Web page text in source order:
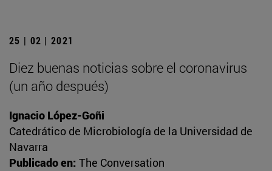
25 | 02 | 2021
Diez buenas noticias sobre el coronavirus
(un año después)
Ignacio López-Goñi
Catedrático de Microbiología de la Universidad de
Navarra
Publicado en: The Conversation